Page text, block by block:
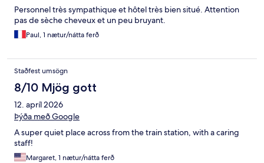
Personnel très sympathique et hôtel très bien situé. Attention
pas de sèche cheveux et un peu bruyant.
Paul, 1 nætur/nátta ferð
Staðfest umsögn
8/10 Mjög gott
12. apríl 2026
Þýða með Google
A super quiet place across from the train station, with a caring
staff!
Margaret, 1 nætur/nátta ferð